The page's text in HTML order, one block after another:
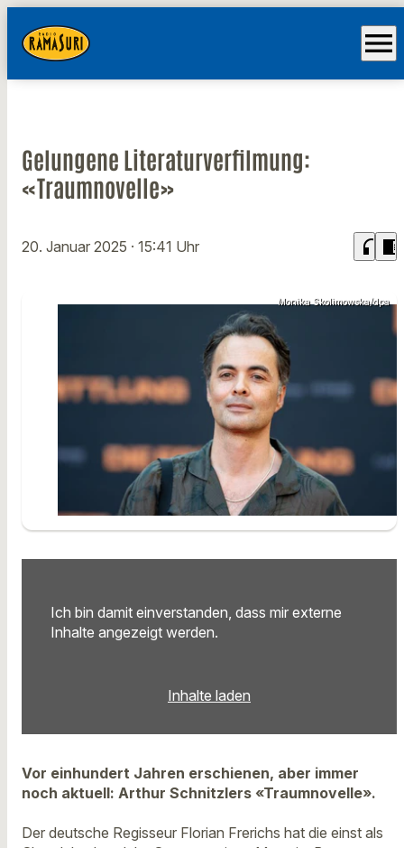
menu
Gelungene Literaturverfilmung:
«Traumnovelle»
20. Januar 2025 · 15:41 Uhr headphones chrome_reader_mode
Monika Skolimowska/dpa
Ich bin damit einverstanden, dass mir externe
Inhalte angezeigt werden.
Inhalte laden
Vor einhundert Jahren erschienen, aber immer
noch aktuell: Arthur Schnitzlers «Traumnovelle».
Der deutsche Regisseur Florian Frerichs hat die einst als